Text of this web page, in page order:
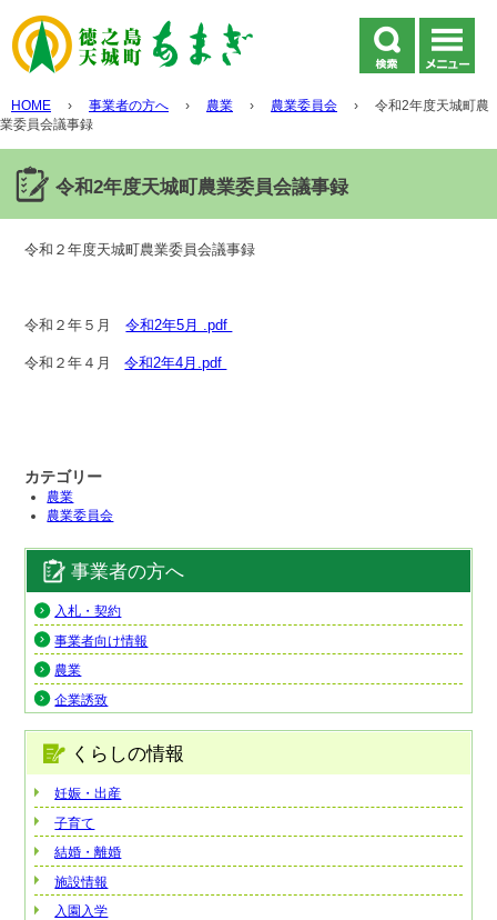
HOME › 事業者の方へ › 農業 › 農業委員会 ›
令和2年度天城町農
業委員会議事録
令和2年度天城町農業委員会議事録
令和２年度天城町農業委員会議事録
令和２年５月令和2年5月 .pdf
令和２年４月令和2年4月.pdf
カテゴリー
農業
農業委員会
事業者の方へ
入札・契約
事業者向け情報
農業
企業誘致
くらしの情報
妊娠・出産
子育て
結婚・離婚
施設情報
入園入学